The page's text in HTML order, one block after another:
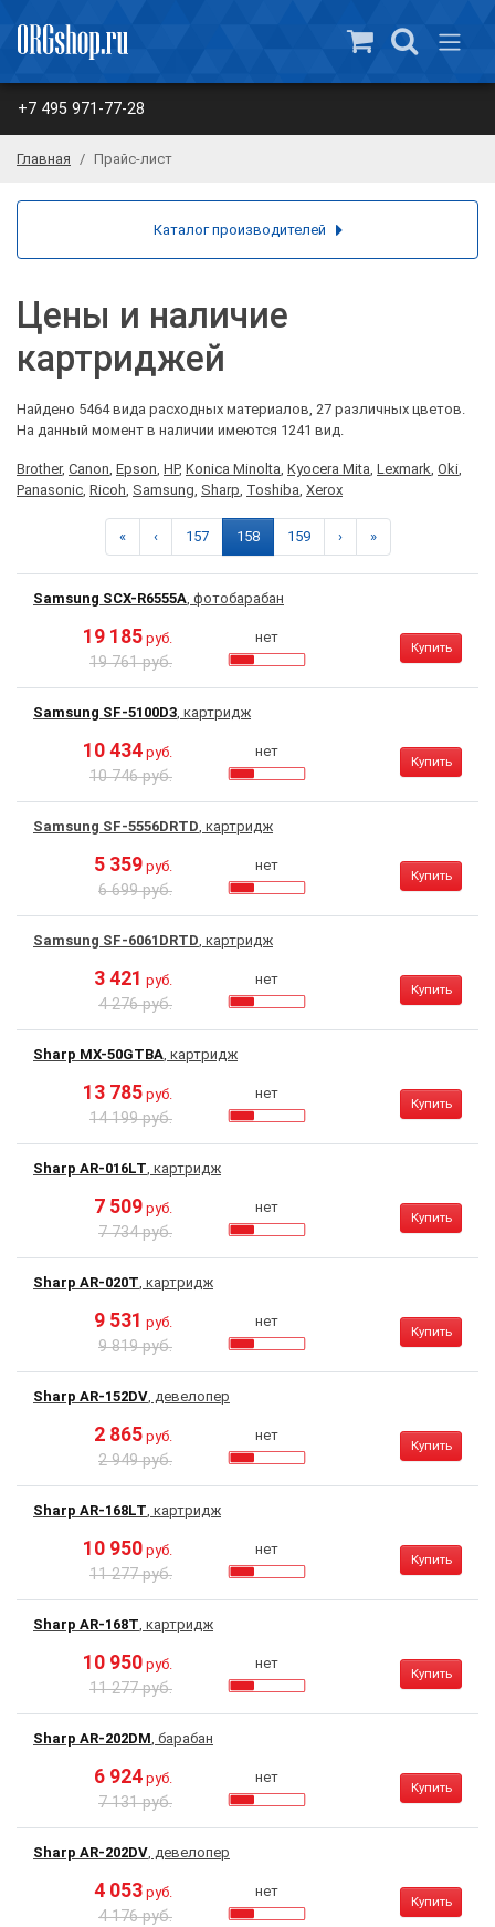
+7 495 971-77-28
Главная Прайс-лист
Цены и наличие
картриджей
Найдено 5464 вида расходных материалов, 27 различных цветов.
На данный момент в наличии имеются 1241 вид.
Brother, Canon, Epson, HP, Konica Minolta, Kyocera Mita, Lexmark, Oki,
Panasonic, Ricoh, Samsung, Sharp, Toshiba, Xerox
« ‹ 157 158 159 › »
Samsung SCX-R6555A, фотобарабан
19 185 руб.
19 761 руб.
нет
Купить
Samsung SF-5100D3, картридж
10 434 руб.
10 746 руб.
нет
Купить
Samsung SF-5556DRTD, картридж
5 359 руб.
6 699 руб.
нет
Купить
Samsung SF-6061DRTD, картридж
3 421 руб.
4 276 руб.
нет
Купить
Sharp MX-50GTBA, картридж
13 785 руб.
14 199 руб.
нет
Купить
Sharp AR-016LT, картридж
7 509 руб.
7 734 руб.
нет
Купить
Sharp AR-020T, картридж
9 531 руб.
9 819 руб.
нет
Купить
Sharp AR-152DV, девелопер
2 865 руб.
2 949 руб.
нет
Купить
Sharp AR-168LT, картридж
10 950 руб.
11 277 руб.
нет
Купить
Sharp AR-168T, картридж
10 950 руб.
11 277 руб.
нет
Купить
Sharp AR-202DM, барабан
6 924 руб.
7 131 руб.
нет
Купить
Sharp AR-202DV, девелопер
4 053 руб.
4 176 руб.
нет
Купить